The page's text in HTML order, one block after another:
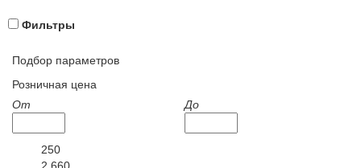
Фильтры
Подбор параметров
Розничная цена
От
До
250